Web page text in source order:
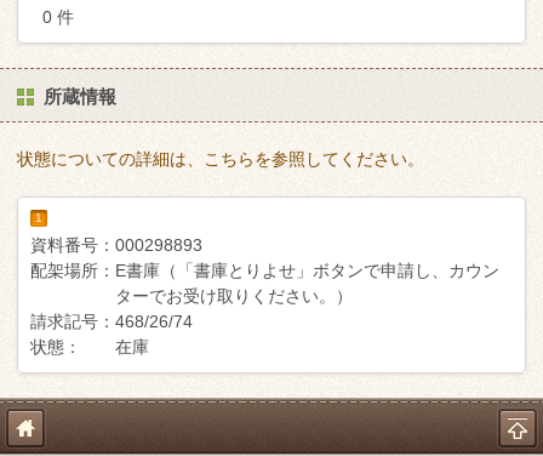
0 件
所蔵情報
状態についての詳細は、こちらを参照してください。
1
資料番号： 000298893
配架場所： E書庫（「書庫とりよせ」ボタンで申請し、カウン
ターでお受け取りください。）
請求記号： 468/26/74
状態：
在庫